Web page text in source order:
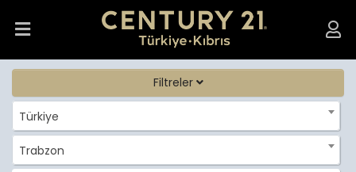
Filtreler
Türkiye
Trabzon